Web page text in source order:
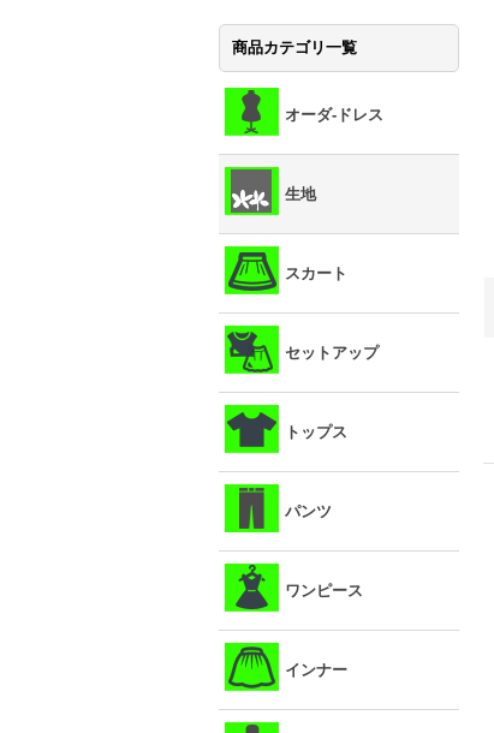
商品カテゴリ一覧
オーダ-ドレス
生地
スカート
セットアップ
トップス
パンツ
ワンピース
インナー